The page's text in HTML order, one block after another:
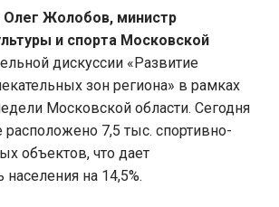
Олег Жолобов, министр
и спорта Московской
дискуссии «Развитие
зон региона» в рамках
Московской области. Сегодня
7,5 тыс. спортивно-
объектов, что дает
населения на 14,5%.